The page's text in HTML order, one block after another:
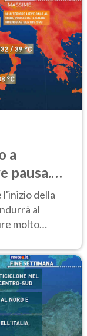
a
pausa.
l'inizio della
al
molto